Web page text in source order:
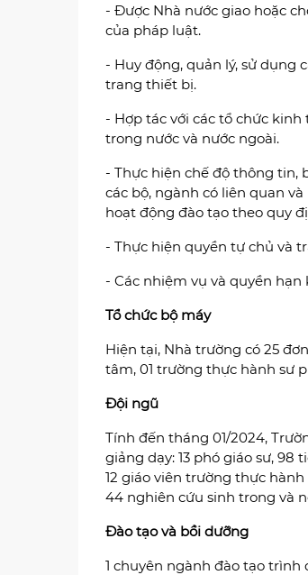
- Được Nhà nước giao hoặc
của pháp luật.
- Huy động, quản lý, sử dụng
trang thiết bị.
- Hợp tác với các tổ chức
trong nước và nước ngoài.
- Thực hiện chế độ thông tin,
các bộ, ngành có liên quan
hoạt động đào tạo theo quy
- Thực hiện quyền tự chủ và
- Các nhiệm vụ và quyền
Tổ chức bộ máy
Hiện tại, Nhà trường có 25
tâm, 01 trường thực hành sư
Đội ngũ
Tính đến tháng 01/2024,
giảng dạy: 13 phó giáo sư, 98
12 giáo viên trường thực
44 nghiên cứu sinh trong và
Đào tạo và bồi dưỡng
1 chuyên ngành đào tạo trình